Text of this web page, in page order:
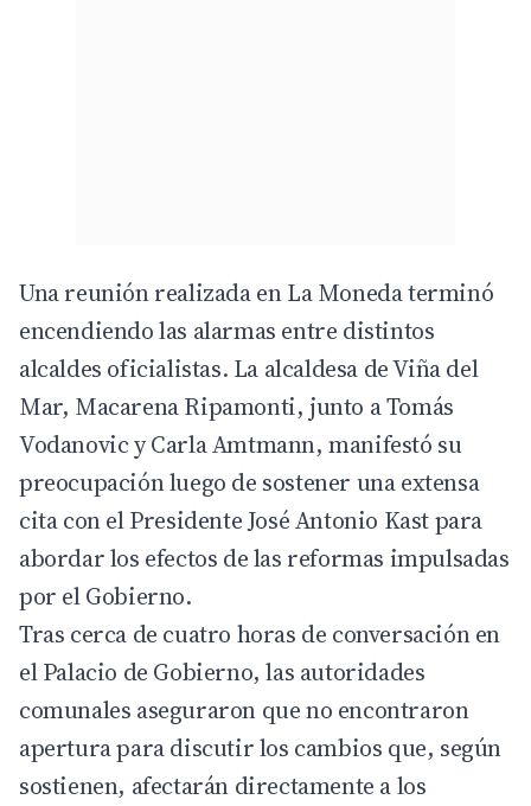
Una reunión realizada en La Moneda terminó
encendiendo las alarmas entre distintos
alcaldes oficialistas. La alcaldesa de Viña del
Mar, Macarena Ripamonti, junto a Tomás
Vodanovic y Carla Amtmann, manifestó su
preocupación luego de sostener una extensa
cita con el Presidente José Antonio Kastpara
abordar los efectos de las reformas impulsadas
por el Gobierno.
Tras cerca de cuatro horas de conversación en
el Palacio de Gobierno, las autoridades
comunales aseguraron que no encontraron
apertura para discutir los cambios que, según
sostienen, afectarán directamente a los